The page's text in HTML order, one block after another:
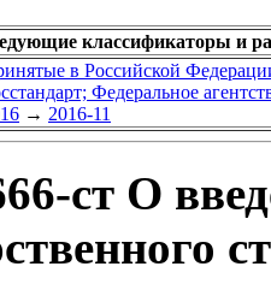
классификаторы и
в Российской
Федеральное
→ 2016-11
ст О